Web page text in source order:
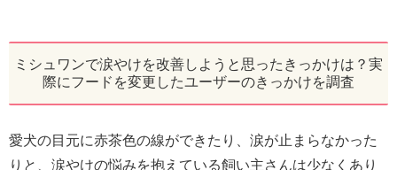
ミシュワンで涙やけを改善しようと思ったきっかけは？実
際にフードを変更したユーザーのきっかけを調査
愛犬の目元に赤茶色の線ができたり、涙が止まらなかった
りと、涙やけの悩みを抱えている飼い主さんは少なくあり